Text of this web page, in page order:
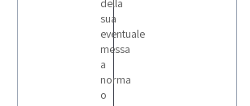
della
sua
eventuale
messa
a
norma
o